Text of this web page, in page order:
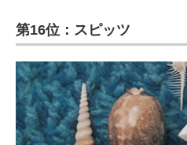
第16位：スピッツ